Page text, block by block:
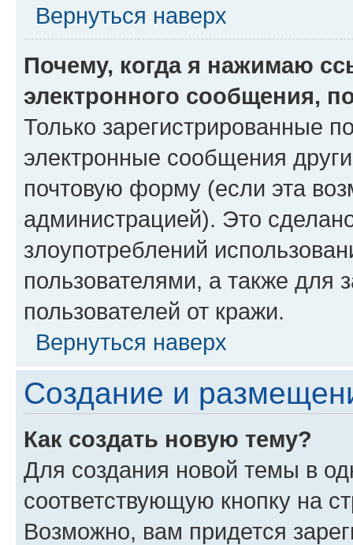
Вернуться наверх
Почему, когда я нажимаю
электронного сообщения,
Только зарегистрированные
электронные сообщения
почтовую форму (если эта
администрацией). Это
злоупотреблений
пользователями, а также для
пользователей от кражи.
Вернуться наверх
Создание и
Как создать новую тему?
Для создания новой темы в
соответствующую кнопку на
Возможно, вам придется